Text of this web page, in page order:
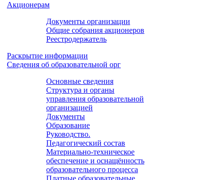
Акционерам
Документы организации
Общие собрания акционеров
Реестродержатель
Раскрытие информации
Сведения об образовательной орг
Основные сведения
Структура и органы
управления образовательной
организацией
Документы
Образование
Руководство.
Педагогический состав
Материально-техническое
обеспечение и оснащённость
образовательного процесса
Платные образовательные